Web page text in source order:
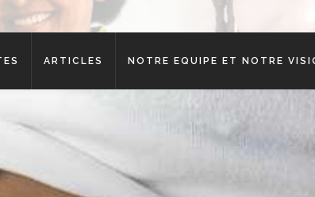
ARTICLES NOTRE EQUIPE ET NOTRE